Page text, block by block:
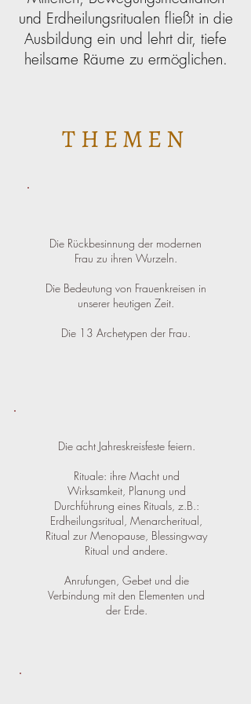
und Erdheilungsritualen fließt in die
Ausbildung ein und lehrt dir, tiefe
heilsame Räume zu ermöglichen.
THEMEN
Die Rückbesinnung der modernen
Frau zu ihren Wurzeln.
Die Bedeutung von Frauenkreisen in
unserer heutigen Zeit.
Die 13 Archetypen der Frau.
Die acht Jahreskreisfeste feiern.
Rituale: ihre Macht und
Wirksamkeit, Planung und
Durchführung eines Rituals, z.B.:
Erdheilungsritual, Menarcheritual,
Ritual zur Menopause, Blessingway
Ritual und andere.
Anrufungen, Gebet und die
Verbindung mit den Elementen und
der Erde.